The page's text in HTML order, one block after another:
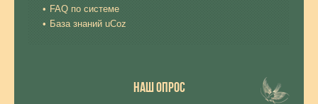
FAQ по системе
База знаний uCoz
НАШ ОПРОС